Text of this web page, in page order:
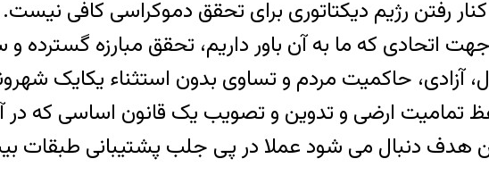
کنار رفتن رژیم دیکتاتوری برای تحقق دموکراسی کافی
اتحادی که ما به آن باور داریم، تحقق مبارزه گسترده
آزادی، حاکمیت مردم و تساوی بدون استثناء یکایک
تمامیت ارضی و تدوین و تصویب یک قانون اساسی که